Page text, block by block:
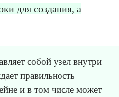
для создания, а
собой узел внутри
правильность
и в том числе может